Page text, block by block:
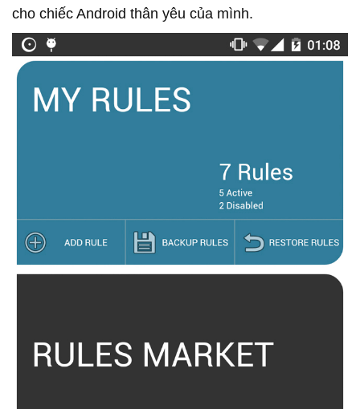
cho chiếc Android thân yêu của mình.